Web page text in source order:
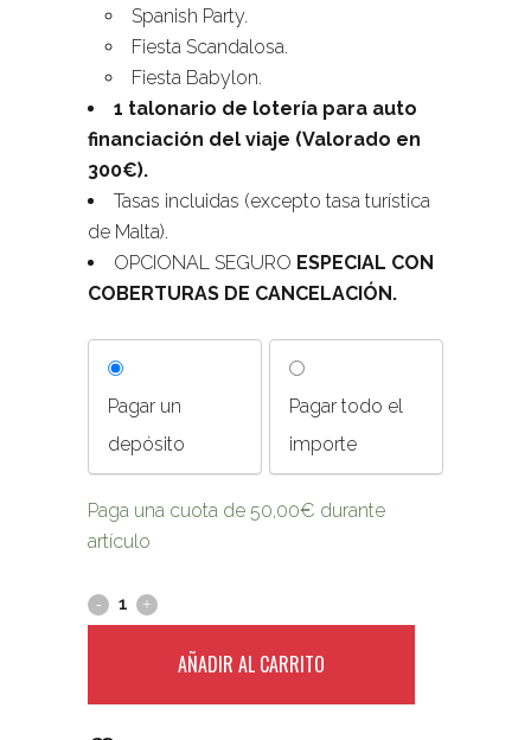
Spanish Party.
Fiesta Scandalosa.
Fiesta Babylon.
1 talonario de lotería para auto
financiación del viaje (Valorado en
300€).
Tasas incluidas (excepto tasa turística
de Malta).
OPCIONAL SEGURO ESPECIAL CON
COBERTURAS DE CANCELACIÓN.
Pagar un
depósito
Pagar todo el
importe
Paga una cuota de 50,00€ durante
artículo
AÑADIR AL CARRITO